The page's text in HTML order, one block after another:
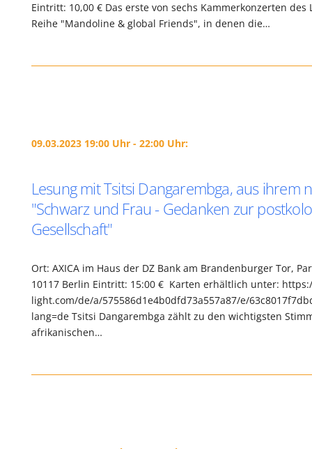
Eintritt: 10,00 € Das erste von sechs Kammerkonzerten des
Reihe "Mandoline & global Friends", in denen die…
09.03.2023 19:00 Uhr - 22:00 Uhr:
Lesung mit Tsitsi Dangarembga, aus ihrem
"Schwarz und Frau - Gedanken zur
Gesellschaft"
Ort: AXICA im Haus der DZ Bank am Brandenburger Tor,
10117 Berlin Eintritt: 15:00 € Karten erhältlich unter:
light.com/de/a/575586d1e4b0dfd73a557a87/e/
lang=de Tsitsi Dangarembga zählt zu den wichtigsten
afrikanischen…